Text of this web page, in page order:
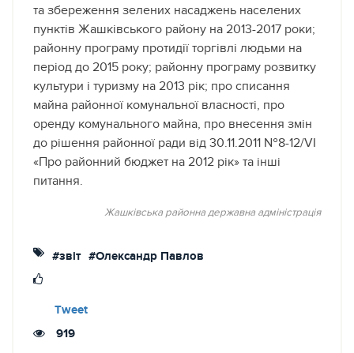
та збереження зелених насаджень населених
пунктів Жашківського району на 2013-2017 роки;
районну програму протидії торгівлі людьми на
період до 2015 року; районну програму розвитку
культури і туризму на 2013 рік; про списання
майна районної комунальної власності, про
оренду комунального майна, про внесення змін
до рішення районної ради від 30.11.2011 №8-12/VІ
«Про районний бюджет на 2012 рік» та інші
питання.
Жашківська районна державна адміністрація
#звіт #Олександр Павлов
Tweet
919